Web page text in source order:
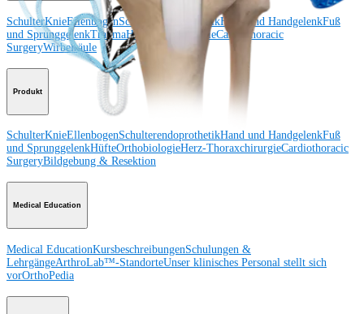
SchulterKnieEllenbogenSchulterendoprothetikHand und HandgelenkFuß
und SprunggelenkTraumaHüfte OrthobiologieCardiothoracic
SurgeryWirbelsäule
Produkt
SchulterKnieEllenbogenSchulterendoprothetikHand und HandgelenkFuß
und SprunggelenkHüfteOrthobiologieHerz-ThoraxchirurgieCardiothoracic
SurgeryBildgebung & Resektion
Medical Education
Medical EducationKursbeschreibungenSchulungen &
LehrgängeArthroLab™-StandorteUnser klinisches Personal stellt sich
vorOrthoPedia